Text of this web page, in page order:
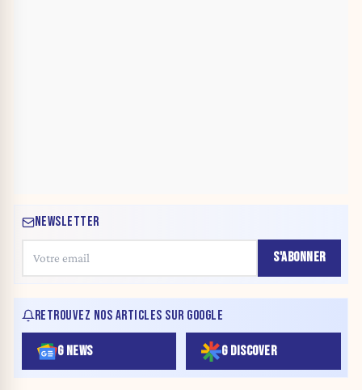
NEWSLETTER
S'ABONNER
RETROUVEZ NOS ARTICLES SUR GOOGLE
G NEWS G DISCOVER